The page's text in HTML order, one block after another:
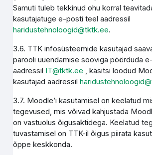
Samuti tuleb tekkinud ohu korral
kasutajatuge e-posti teel aadressil
haridustehnoloogid@tktk.ee.
3.6. TTK infosüsteemide kasutajad
parooli uuendamise sooviga pöörduda
aadressil IT@tktk.ee , käsitsi loodud
kasutajad aadressil
3.7. Moodle’i kasutamisel on keelatud
tegevused, mis võivad kahjustada
on vastuolus õigusaktidega. Keelatud
tuvastamisel on TTK-il õigus piirata
õppe keskkonda.